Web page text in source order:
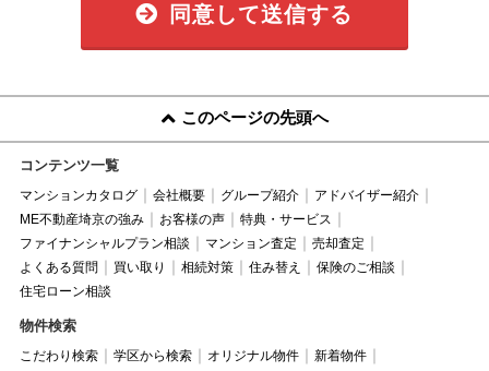
同意して送信する
このページの先頭へ
コンテンツ一覧
マンションカタログ 会社概要 グループ紹介
アドバイザー紹介
ME不動産埼京の強み
お客様の声
特典・サービス
ファイナンシャルプラン相談
マンション査定
売却査定
よくある質問
買い取り 相続対策 住み替え
保険のご相談
住宅ローン相談
物件検索
こだわり検索 学区から検索 オリジナル物件
新着物件